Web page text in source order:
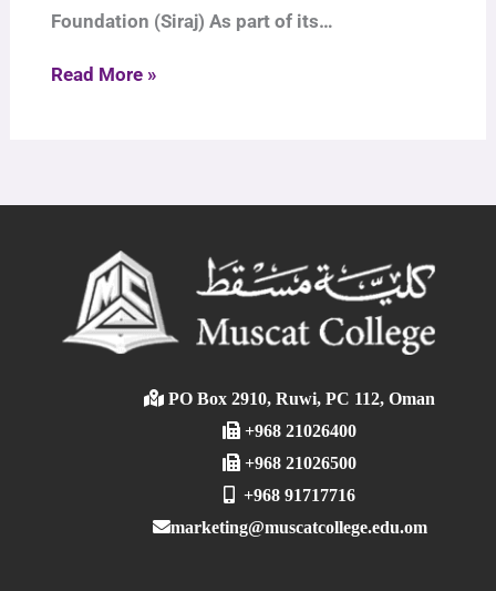
Foundation (Siraj) As part of its…
Read More »
PO Box 2910, Ruwi, PC 112, Oman
+968 21026400
+968 21026500
+968 91717716
marketing@muscatcollege.edu.om